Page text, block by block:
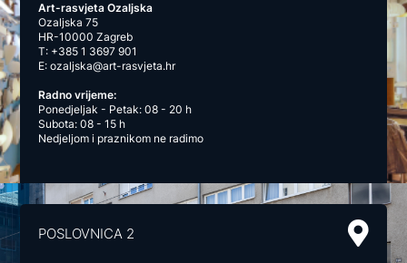
Art-rasvjeta Ozaljska
Ozaljska 75
HR-10000 Zagreb
T: +385 1 3697 901
E:ozaljska@art-rasvjeta.hr
Radno vrijeme:
Ponedjeljak - Petak: 08 - 20 h
Subota: 08 - 15 h
Nedjeljom i praznikom ne radimo
POSLOVNICA 2